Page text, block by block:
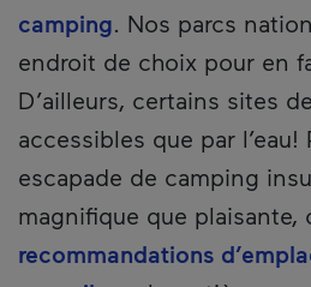
camping. Nos parcs
endroit de choix pour en
D’ailleurs, certains sites
accessibles que par
escapade de camping
magnifique que plaisante,
recommandations